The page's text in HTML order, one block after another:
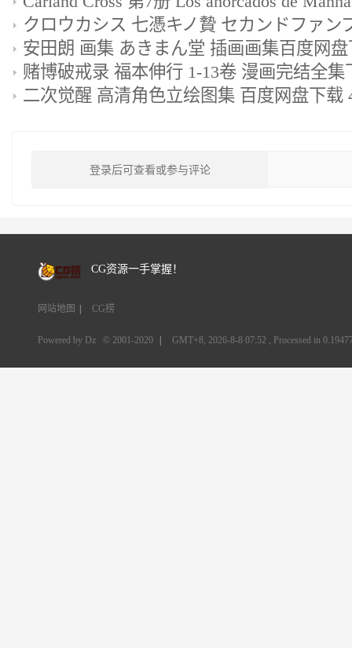
安田朗 画集 あきまん堂 插画画集百度网
二次觉醒 高清角色立绘图集 百度网盘下载
登录后可查看或参与评论
CG资源一手掌握！
网站地图 CG捞
Powered by Dz © 2001-2020 GMT+8, 2026-8-8 07:52 , Processed in